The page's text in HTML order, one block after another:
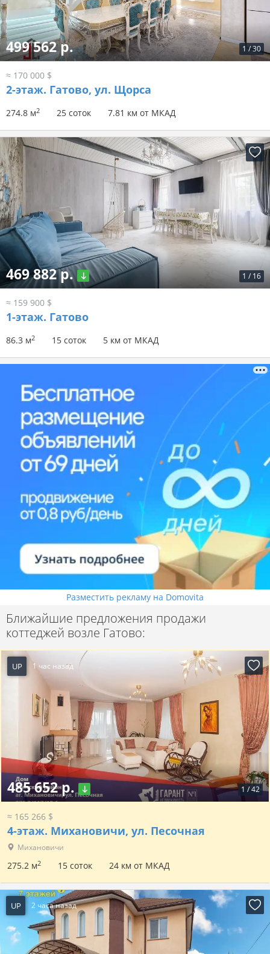
1 /30
499 562 р.
≈ 170 000 $
2-этаж. Гатово, ул. Щорса
274.8 м2 25 соток 7.81 км от МКАД
1 / 16
469 882 р.
≈ 159 900 $
1-этаж. Гатово
86.3 м2 15 соток 5 км от МКАД
Разместить рекламу на Domovita
Ближайшие предложения продажи
коттеджей возле Гатово:
UP 1 час назад
1 /42
485 652 р.
≈ 165 266 $
4-этаж. Михановичи, ул. Песочная
Михановичи
275.2 м2 15 соток 24 км от МКАД
UP 2 часа назад